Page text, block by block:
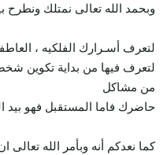
وبحمد الله تعالى نمتلك ونطرح
لتعرف أسـرارك الفلكيه ،
لتعرف فيها من بداية تكوين
من مشاكل
حاضرك فاما المستقبل فهو بيد
كما نعدكم أنه وبأمر الله